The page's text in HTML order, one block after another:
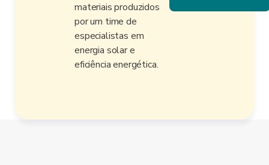
materiais produzidos
por um time de
especialistas em
energia solar e
eficiência energética.